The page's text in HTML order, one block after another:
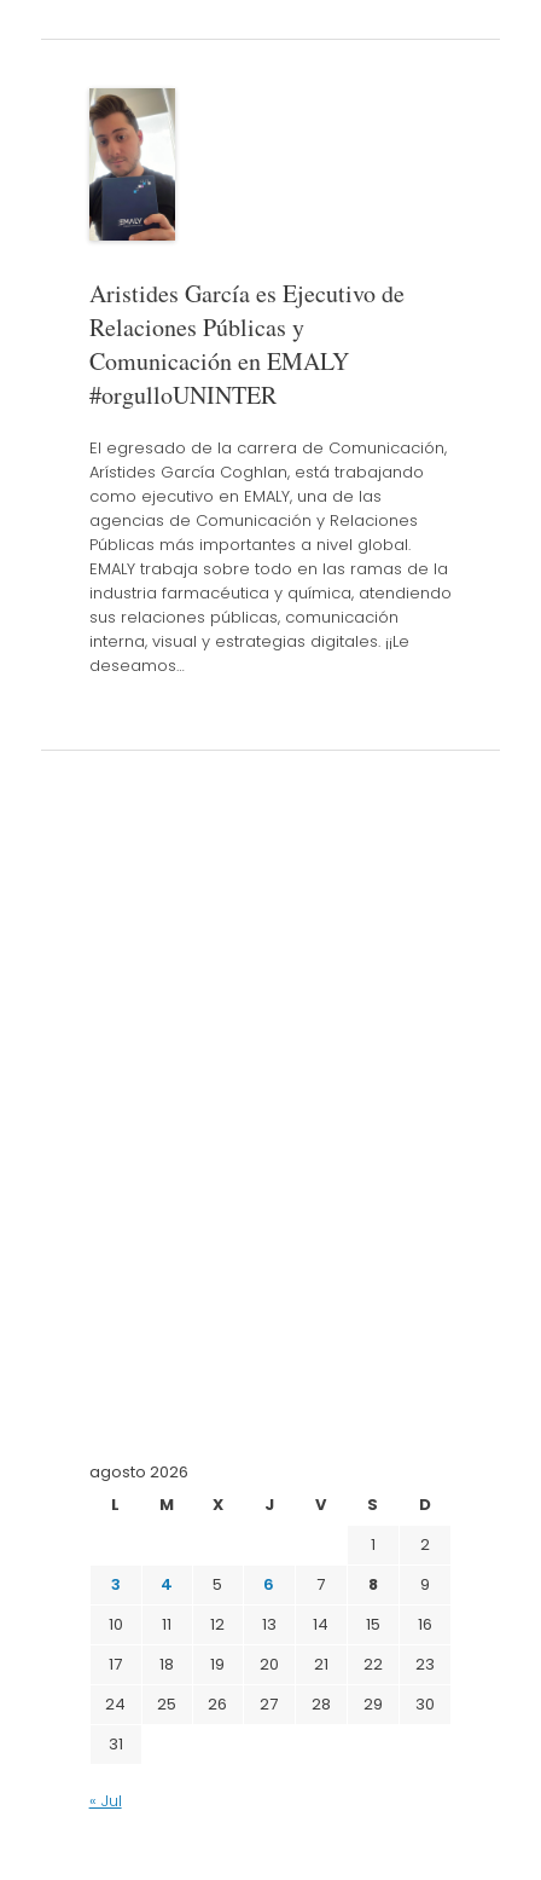
Aristides García es Ejecutivo de
Relaciones Públicas y
Comunicación en EMALY
#orgulloUNINTER
El egresado de la carrera de Comunicación,
Arístides García Coghlan, está trabajando
como ejecutivo en EMALY, una de las
agencias de Comunicación y Relaciones
Públicas más importantes a nivel global.
EMALY trabaja sobre todo en las ramas de la
industria farmacéutica y química, atendiendo
sus relaciones públicas, comunicación
interna, visual y estrategias digitales. ¡¡Le
deseamos…
agosto 2026
L
M X J V S
D
1
2
3
4 5 6 7 8
9
10
11 12 13 14 15
16
17
18 19 20 21 22
23
24
25 26 27 28 29
30
31
« Jul